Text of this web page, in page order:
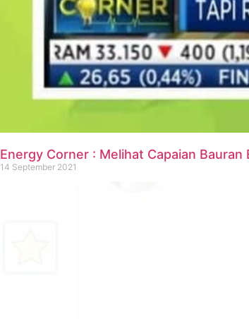
Energy Corner : Melihat Capaian Bauran
14 September 2021